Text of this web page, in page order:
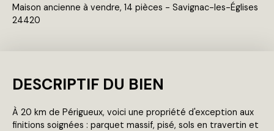
Maison ancienne à vendre, 14 pièces - Savignac-les-Églises
24420
DESCRIPTIF DU BIEN
À 20 km de Périgueux, voici une propriété d'exception aux
finitions soignées : parquet massif, pisé, sols en travertin et